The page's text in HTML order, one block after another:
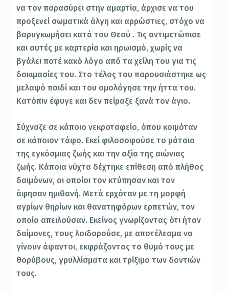
να τον παρασύρει στην αμαρτία, άρχισε να του
προξενεί σωματικά άλγη και αρρώστιες, στόχο να
βαρυγκωμήσει κατά του Θεού . Τις αντιμετώπισε
και αυτές με καρτερία και ηρωισμό, χωρίς να
βγάλει ποτέ κακό λόγο από τα χείλη του για τις
δοκιμασίες του. Στο τέλος του παρουσιάστηκε ως
μελαψό παιδί και του ομολόγησε την ήττα του.
Κατόπιν έφυγε και δεν πείραξε ξανά τον άγιο.
Σύχναζε σε κάποιο νεκροταφείο, όπου κοιμόταν
σε κάποιον τάφο. Εκεί φιλοσοφούσε το μάταιο
της εγκόσμιας ζωής και την αξία της αιώνιας
ζωής. Κάποια νύχτα δέχτηκε επίθεση από πλήθος
δαιμόνων, οι οποίοι τον κτύπησαν και τον
άφησαν ημιθανή. Μετά ερχόταν με τη μορφή
αγρίων θηρίων και θανατηφόρων ερπετών, τον
οποίο απειλούσαν. Εκείνος γνωρίζοντας ότι ήταν
δαίμονες, τους λοιδορούσε, με αποτέλεσμα να
γίνουν άφαντοι, εκφράζοντας το θυμό τους με
θορύβους, γρυλλίσματα και τρίξιμο των δοντιών
τους.